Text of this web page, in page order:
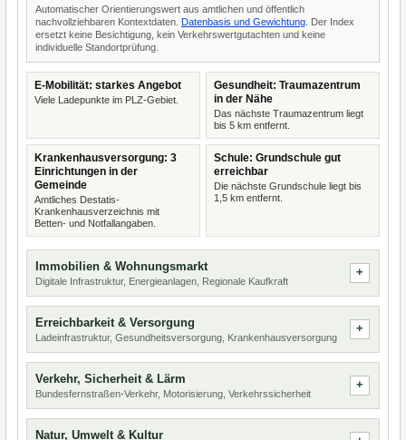
Automatischer Orientierungswert aus amtlichen und öffentlich
nachvollziehbaren Kontextdaten. Datenbasis und Gewichtung . Der Index
ersetzt keine Besichtigung, kein Verkehrswertgutachten und keine
individuelle Standortprüfung.
E-Mobilität: starkes Angebot
Viele Ladepunkte im PLZ-Gebiet.
Gesundheit: Traumazentrum
in der Nähe
Das nächste Traumazentrum liegt
bis 5 km entfernt.
Krankenhausversorgung: 3
Einrichtungen in der
Gemeinde
Amtliches Destatis-
Krankenhausverzeichnis mit
Betten- und Notfallangaben.
Schule: Grundschule gut
erreichbar
Die nächste Grundschule liegt bis
1,5 km entfernt.
Immobilien & Wohnungsmarkt
Digitale Infrastruktur, Energieanlagen, Regionale Kaufkraft
Erreichbarkeit & Versorgung
Ladeinfrastruktur, Gesundheitsversorgung, Krankenhausversorgung
Verkehr, Sicherheit & Lärm
Bundesfernstraßen-Verkehr, Motorisierung, Verkehrssicherheit
Natur, Umwelt & Kultur